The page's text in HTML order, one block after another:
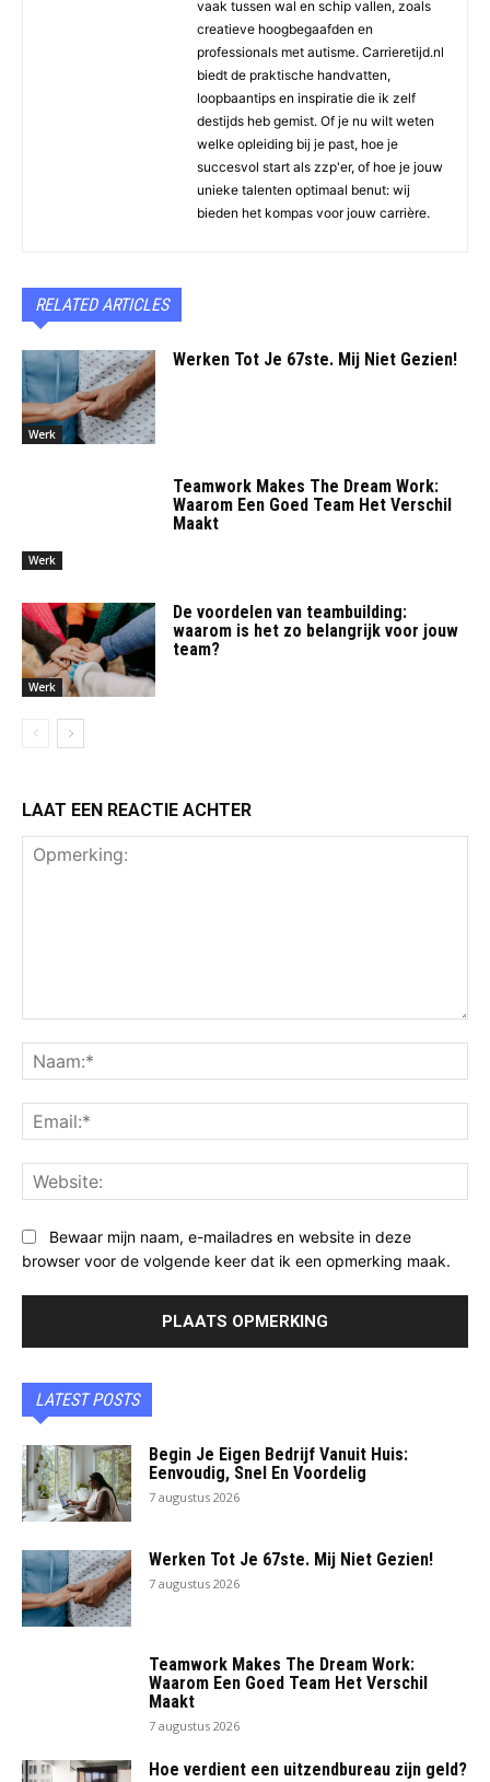
vaak tussen wal en schip vallen, zoals
creatieve hoogbegaafden en
professionals met autisme. Carrieretijd.nl
biedt de praktische handvatten,
loopbaantips en inspiratie die ik zelf
destijds heb gemist. Of je nu wilt weten
welke opleiding bij je past, hoe je
succesvol start als zzp'er, of hoe je jouw
unieke talenten optimaal benut: wij
bieden het kompas voor jouw carrière.
RELATED ARTICLES
Werk
Werken Tot Je 67ste. Mij Niet Gezien!
Werk
Teamwork Makes The Dream Work:
Waarom Een Goed Team Het Verschil
Maakt
Werk
De voordelen van teambuilding:
waarom is het zo belangrijk voor jouw
team?
LAAT EEN REACTIE ACHTER
Bewaar mijn naam, e-mailadres en website in deze
browser voor de volgende keer dat ik een opmerking maak.
LATEST POSTS
Begin Je Eigen Bedrijf Vanuit Huis:
Eenvoudig, Snel En Voordelig
7 augustus 2026
Werken Tot Je 67ste. Mij Niet Gezien!
7 augustus 2026
Teamwork Makes The Dream Work:
Waarom Een Goed Team Het Verschil
Maakt
7 augustus 2026
Hoe verdient een uitzendbureau zijn geld?